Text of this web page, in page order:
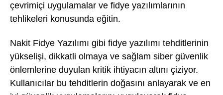
çevrimiçi uygulamalar ve fidye yazılımlarının
tehlikeleri konusunda eğitin.
Nakit Fidye Yazılımı gibi fidye yazılımı tehditlerinin
yükselişi, dikkatli olmaya ve sağlam siber güvenlik
önlemlerine duyulan kritik ihtiyacın altını çiziyor.
Kullanıcılar bu tehditlerin doğasını anlayarak ve en